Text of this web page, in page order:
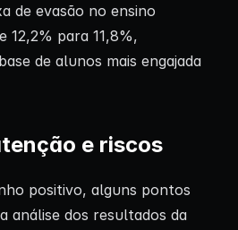
de evasão no ensino
12,2% para 11,8%,
de alunos mais engajada
e riscos
positivo, alguns pontos
análise dos resultados da